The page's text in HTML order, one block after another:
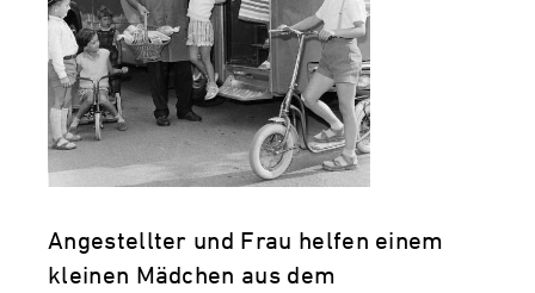
Angestellter und Frau helfen einem
kleinen Mädchen aus dem